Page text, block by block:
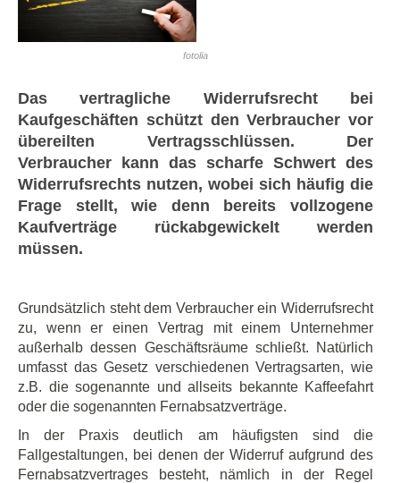
fotolia
Das vertragliche Widerrufsrecht bei
Kaufgeschäften schützt den Verbraucher vor
übereilten Vertragsschlüssen. Der
Verbraucher kann das scharfe Schwert des
Widerrufsrechts nutzen, wobei sich häufig die
Frage stellt, wie denn bereits vollzogene
Kaufverträge rückabgewickelt werden
müssen.
Grundsätzlich steht dem Verbraucher ein Widerrufsrecht
zu, wenn er einen Vertrag mit einem Unternehmer
außerhalb dessen Geschäftsräume schließt. Natürlich
umfasst das Gesetz verschiedenen Vertragsarten, wie
z.B. die sogenannte und allseits bekannte Kaffeefahrt
oder die sogenannten Fernabsatzverträge.
In der Praxis deutlich am häufigsten sind die
Fallgestaltungen, bei denen der Widerruf aufgrund des
Fernabsatzvertrages besteht, nämlich in der Regel